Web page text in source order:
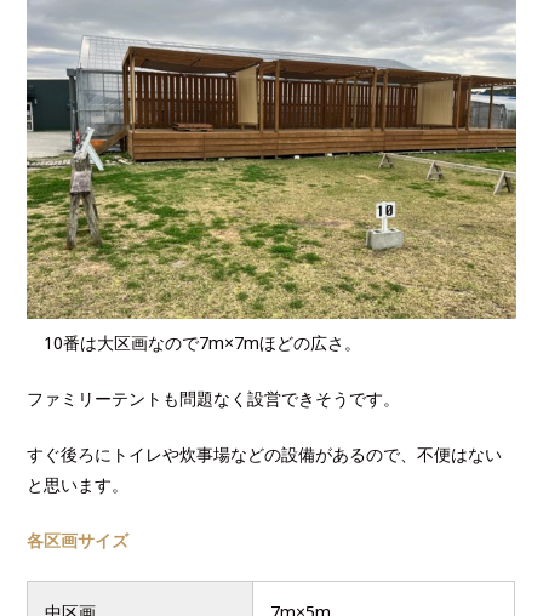
10番は大区画なので7m×7mほどの広さ。
ファミリーテントも問題なく設営できそうです。
すぐ後ろにトイレや炊事場などの設備があるので、不便はない
と思います。
各区画サイズ